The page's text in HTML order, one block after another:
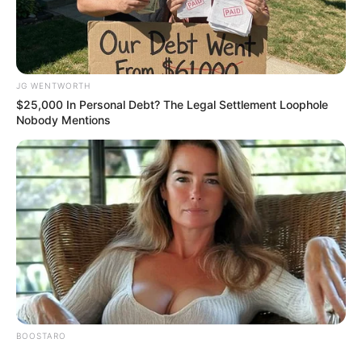
Could Everyday Habits Affect Your Joint Comfort?
JOINT CARE
JG WENTWORTH
$25,000 In Personal Debt? The Legal Settlement Loophole
Nobody Mentions
BOOSTARO